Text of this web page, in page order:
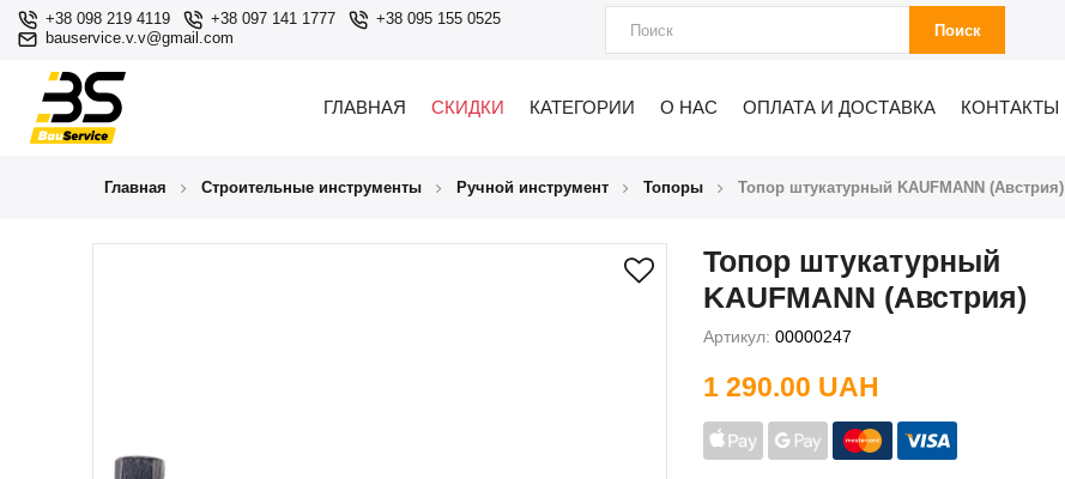
+38 098 219 4119 +38 097 141 1777
+38 095 155 0525
bauservice.v.v@gmail.com
Поиск
ГЛАВНАЯ СКИДКИ КАТЕГОРИИ О НАС ОПЛАТА И ДОСТАВКА КОНТАКТЫ
Главная Строительные инструменты Ручной инструмент Топоры Топор штукатурный KAUFMANN (Австрия)
Топор штукатурный
KAUFMANN (Австрия)
Артикул: 00000247
1 290.00 UAH